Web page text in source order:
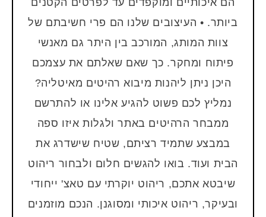
ביותר. • העיצובים שלנו הם פרי חשיבתם של
צוות המותג, המורכב בין היתר גם מאנשי
פיתוח ומחקר. כך שאם שאלתם את עצמכם
היכן ניתן ליהנות מיבוא רהיטים מאיטליה?
נמליץ לכם פשוט להגיע אלינו או להתרשם
ממבחר הרהיטים באתר ולגלות איזו ספה
במבצע שתמיד רציתם, שטיח שישדרג את
הבית ועוד. בואו להגשים חלום ולבחור ריהוט
שיבטא אתכם, ריהוט יוקרתי עם טאצ' ייחודי
ובעיקר, ריהוט איכותי ומסוגנן. הנכם מוזמנים